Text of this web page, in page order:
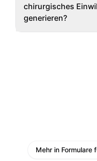
chirurgisches
generieren?
Mehr in Formulare